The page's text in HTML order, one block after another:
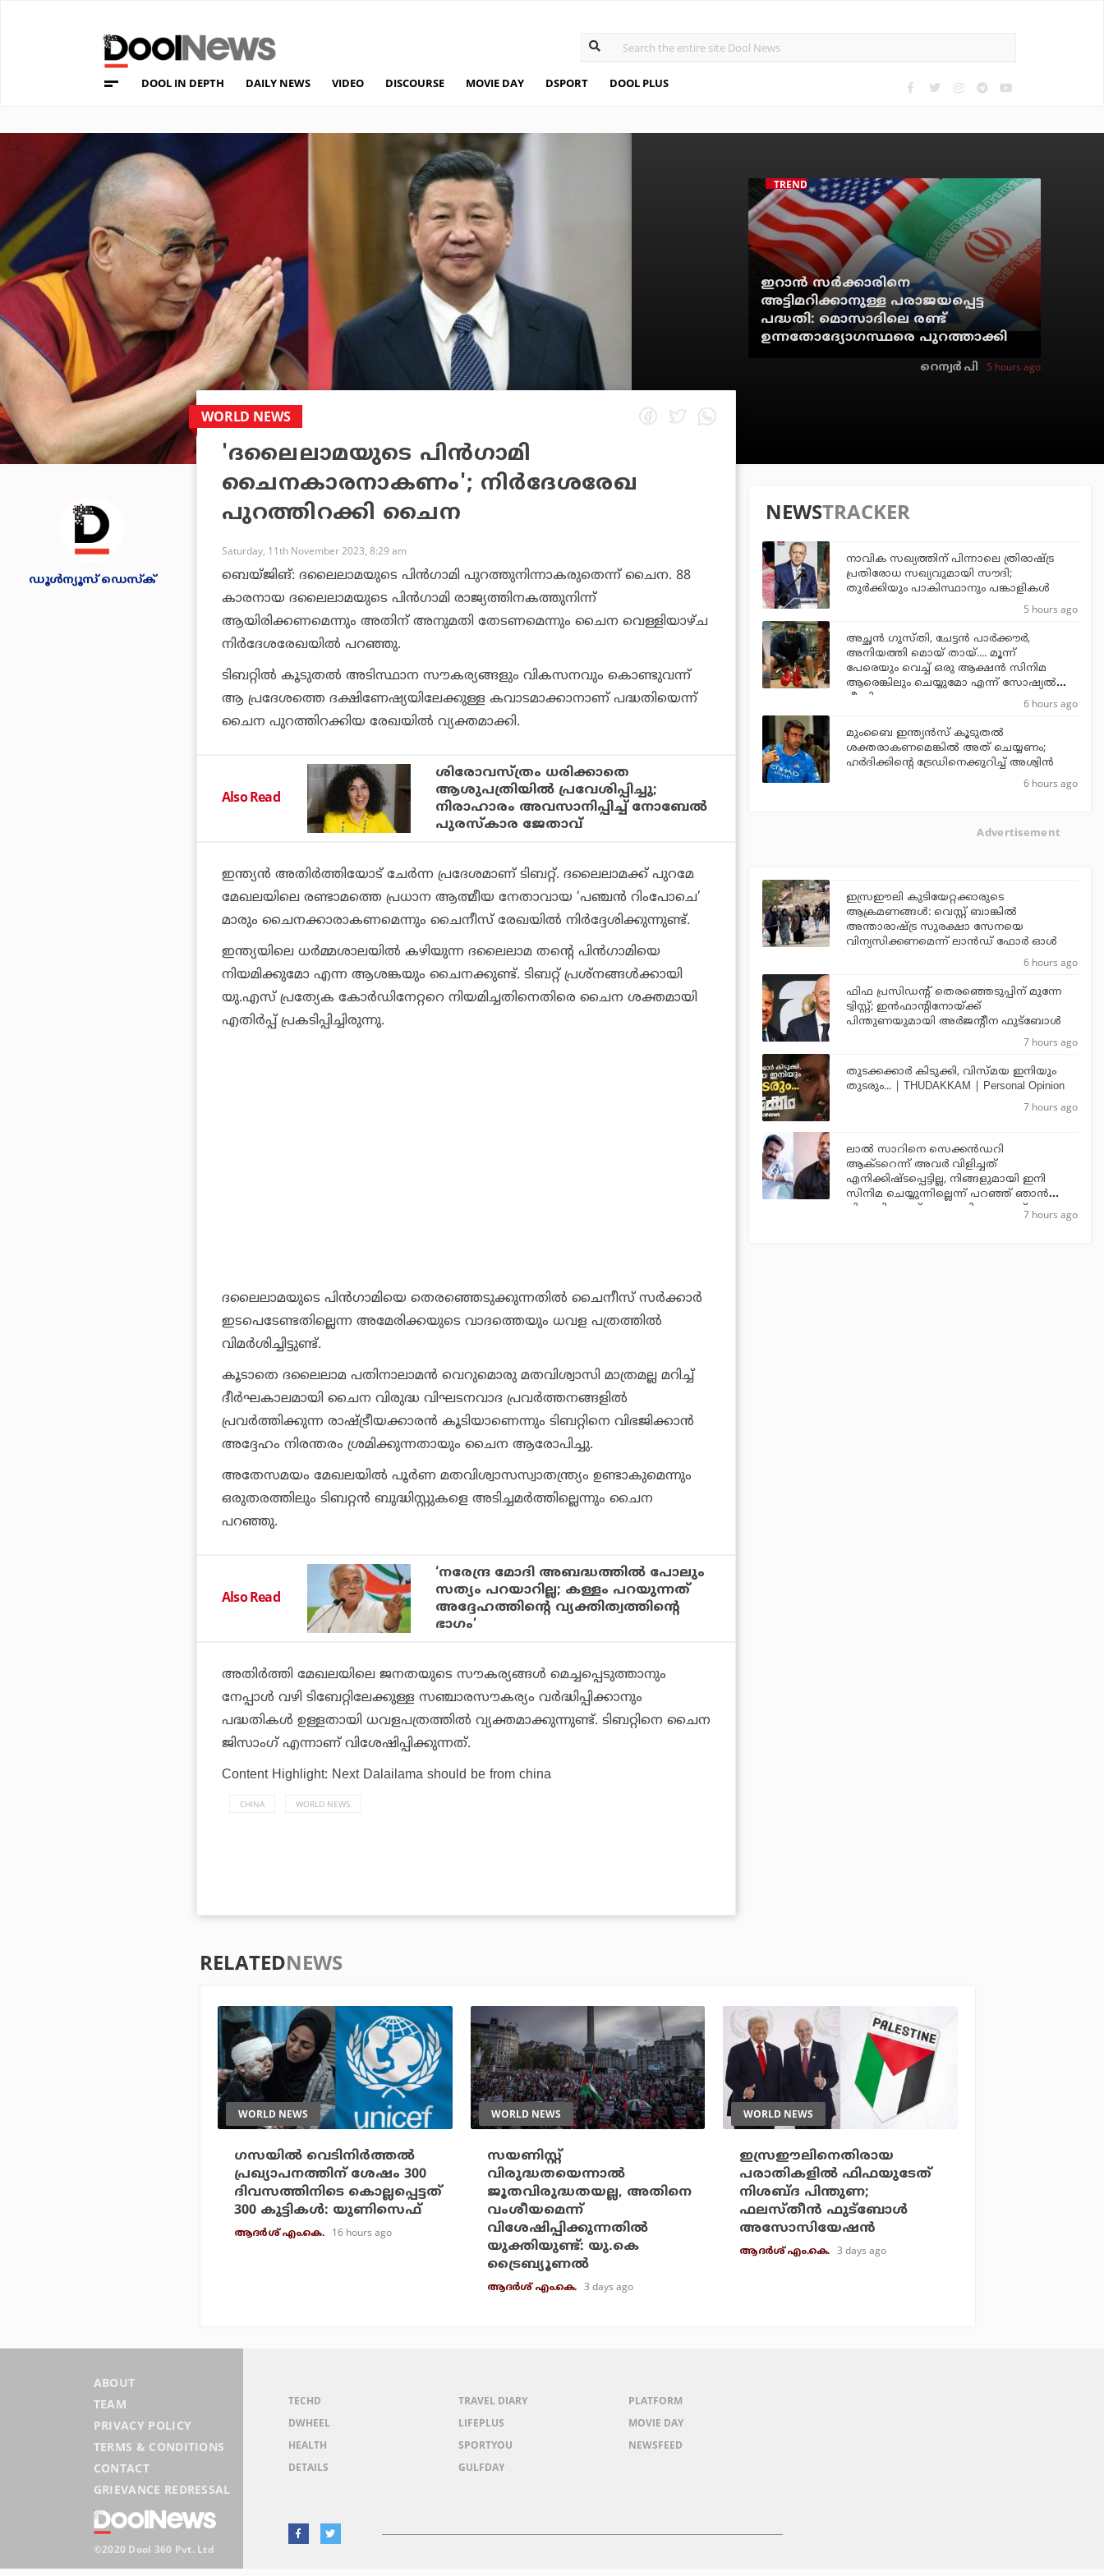
DOOL IN DEPTH DAILY NEWS VIDEO DISCOURSE MOVIE DAY DSPORT DOOL PLUS
TRENDING
ഇറാന്‍ സര്‍ക്കാരിനെ
അട്ടിമറിക്കാനുള്ള പരാജയപ്പെട്ട
പദ്ധതി: മൊസാദിലെ രണ്ട്
ഉന്നതോദ്യോഗസ്ഥരെ പുറത്താക്കി
റെന്വര്‍ പി 5 hours ago
ഡൂള്‍ന്യൂസ് ഡെസ്‌ക്
WORLD NEWS
'ദലൈലാമയുടെ പിന്‍ഗാമി
ചൈനകാരനാകണം'; നിര്‍ദേശരേഖ
പുറത്തിറക്കി ചൈന
Saturday, 11th November 2023, 8:29 am
ബെയ്ജിങ്: ദലൈലാമയുടെ പിന്‍ഗാമി പുറത്തുനിന്നാകരുതെന്ന് ചൈന. 88
കാരനായ ദലൈലാമയുടെ പിന്‍ഗാമി രാജ്യത്തിനകത്തുനിന്ന്
ആയിരിക്കണമെന്നും അതിന് അനുമതി തേടണമെന്നും ചൈന വെള്ളിയാഴ്ച
നിര്‍ദേശരേഖയില്‍ പറഞ്ഞു.
ടിബറ്റില്‍ കൂടുതല്‍ അടിസ്ഥാന സൗകര്യങ്ങളും വികസനവും കൊണ്ടുവന്ന്
ആ പ്രദേശത്തെ ദക്ഷിണേഷ്യയിലേക്കുള്ള കവാടമാക്കാനാണ് പദ്ധതിയെന്ന്
ചൈന പുറത്തിറക്കിയ രേഖയില്‍ വ്യക്തമാക്കി.
Also Read
ശിരോവസ്ത്രം ധരിക്കാതെ
ആശുപത്രിയിൽ പ്രവേശിപ്പിച്ചു;
നിരാഹാരം അവസാനിപ്പിച്ച് നോബേൽ
പുരസ്‌കാര ജേതാവ്
ഇന്ത്യന്‍ അതിര്‍ത്തിയോട് ചേര്‍ന്ന പ്രദേശമാണ് ടിബറ്റ്. ദലൈലാമക്ക് പുറമേ
മേഖലയിലെ രണ്ടാമത്തെ പ്രധാന ആത്മീയ നേതാവായ ‘പഞ്ചന്‍ റിംപോചെ’
മാരും ചൈനക്കാരാകണമെന്നും ചൈനീസ് രേഖയില്‍ നിര്‍ദ്ദേശിക്കുന്നുണ്ട്.
ഇന്ത്യയിലെ ധര്‍മ്മശാലയില്‍ കഴിയുന്ന ദലൈലാമ തന്റെ പിന്‍ഗാമിയെ
നിയമിക്കുമോ എന്ന ആശങ്കയും ചൈനക്കുണ്ട്. ടിബറ്റ് പ്രശ്‌നങ്ങള്‍ക്കായി
യു.എസ് പ്രത്യേക കോര്‍ഡിനേറ്ററെ നിയമിച്ചതിനെതിരെ ചൈന ശക്തമായി
എതിര്‍പ്പ് പ്രകടിപ്പിച്ചിരുന്നു.
ദലൈലാമയുടെ പിന്‍ഗാമിയെ തെരഞ്ഞെടുക്കുന്നതില്‍ ചൈനീസ് സര്‍ക്കാര്‍
ഇടപെടേണ്ടതില്ലെന്ന അമേരിക്കയുടെ വാദത്തെയും ധവള പത്രത്തില്‍
വിമര്‍ശിച്ചിട്ടുണ്ട്.
കൂടാതെ ദലൈലാമ പതിനാലാമന്‍ വെറുമൊരു മതവിശ്വാസി മാത്രമല്ല മറിച്ച്
ദീര്‍ഘകാലമായി ചൈന വിരുദ്ധ വിഘടനവാദ പ്രവര്‍ത്തനങ്ങളില്‍
പ്രവര്‍ത്തിക്കുന്ന രാഷ്ട്രീയക്കാരന്‍ കൂടിയാണെന്നും ടിബറ്റിനെ വിഭജിക്കാന്‍
അദ്ദേഹം നിരന്തരം ശ്രമിക്കുന്നതായും ചൈന ആരോപിച്ചു.
അതേസമയം മേഖലയില്‍ പൂര്‍ണ മതവിശ്വാസസ്വാതന്ത്ര്യം ഉണ്ടാകുമെന്നും
ഒരുതരത്തിലും ടിബറ്റന്‍ ബുദ്ധിസ്റ്റുകളെ അടിച്ചമര്‍ത്തില്ലെന്നും ചൈന
പറഞ്ഞു.
Also Read
‘നരേന്ദ്ര മോദി അബദ്ധത്തിൽ പോലും
സത്യം പറയാറില്ല; കള്ളം പറയുന്നത്
അദ്ദേഹത്തിന്റെ വ്യക്തിത്വത്തിന്റെ
ഭാഗം’
അതിര്‍ത്തി മേഖലയിലെ ജനതയുടെ സൗകര്യങ്ങള്‍ മെച്ചപ്പെടുത്താനും
നേപ്പാള്‍ വഴി ടിബേറ്റിലേക്കുള്ള സഞ്ചാരസൗകര്യം വര്‍ദ്ധിപ്പിക്കാനും
പദ്ധതികള്‍ ഉള്ളതായി ധവളപത്രത്തില്‍ വ്യക്തമാക്കുന്നുണ്ട്. ടിബറ്റിനെ ചൈന
ജിസാംഗ് എന്നാണ് വിശേഷിപ്പിക്കുന്നത്.
Content Highlight: Next Dalailama should be from china
CHINA WORLD NEWS
NEWSTRACKER
നാവിക സഖ്യത്തിന് പിന്നാലെ ത്രിരാഷ്ട്ര
പ്രതിരോധ സഖ്യവുമായി സൗദി;
തുര്‍ക്കിയും പാകിസ്ഥാനും പങ്കാളികള്‍
5 hours ago
അച്ഛന്‍ ഗുസ്തി, ചേട്ടന്‍ പാര്‍ക്കൗര്‍,
അനിയത്തി മൊയ് തായ്.... മൂന്ന്
പേരെയും വെച്ച് ഒരു ആക്ഷന്‍ സിനിമ
ആരെങ്കിലും ചെയ്യുമോ എന്ന് സോഷ്യല്‍
മീഡിയ
6 hours ago
മുംബൈ ഇന്ത്യന്‍സ് കൂടുതല്‍
ശക്തരാകണമെങ്കില്‍ അത് ചെയ്യണം;
ഹര്‍ദിക്കിന്റെ ട്രേഡിനെക്കുറിച്ച് അശ്വിന്‍
6 hours ago
Advertisement
ഇസ്രഈലി കുടിയേറ്റക്കാരുടെ
ആക്രമണങ്ങള്‍: വെസ്റ്റ് ബാങ്കില്‍
അന്താരാഷ്ട്ര സുരക്ഷാ സേനയെ
വിന്യസിക്കണമെന്ന് ലാന്‍ഡ് ഫോര്‍ ഓള്‍
6 hours ago
ഫിഫ പ്രസിഡന്റ് തെരഞ്ഞെടുപ്പിന് മുന്നേ
ട്വിസ്റ്റ്; ഇന്‍ഫാന്റിനോയ്ക്ക്
പിന്തുണയുമായി അര്‍ജന്റീന ഫുട്‌ബോള്‍
7 hours ago
തുടക്കക്കാര്‍ കിടുക്കി, വിസ്മയ ഇനിയും
തുടരും... | THUDAKKAM | Personal Opinion
7 hours ago
ലാല്‍ സാറിനെ സെക്കന്‍ഡറി
ആക്ടറെന്ന് അവര്‍ വിളിച്ചത്
എനിക്കിഷ്ടപ്പെട്ടില്ല, നിങ്ങളുമായി ഇനി
സിനിമ ചെയ്യുന്നില്ലെന്ന് പറഞ്ഞ് ഞാന്‍
പിന്മാറി: ജൂഡ് ആന്തണി ജോസഫ്7 hours ago
RELATEDNEWS
WORLD NEWS
ഗസയില്‍ വെടിനിര്‍ത്തല്‍
പ്രഖ്യാപനത്തിന് ശേഷം 300
ദിവസത്തിനിടെ കൊല്ലപ്പെട്ടത്
300 കുട്ടികള്‍: യുണിസെഫ്
ആദർശ് എം.കെ. 16 hours ago
WORLD NEWS
സയണിസ്റ്റ്
വിരുദ്ധതയെന്നാല്‍
ജൂതവിരുദ്ധതയല്ല, അതിനെ
വംശീയമെന്ന്
വിശേഷിപ്പിക്കുന്നതില്‍
യുക്തിയുണ്ട്: യു.കെ
ട്രൈബ്യൂണല്‍
ആദർശ് എം.കെ. 3 days ago
WORLD NEWS
ഇസ്രഈലിനെതിരായ
പരാതികളില്‍ ഫിഫയുടേത്
നിശബ്ദ പിന്തുണ;
ഫലസ്തീന്‍ ഫുട്‌ബോള്‍
അസോസിയേഷന്‍
ആദർശ് എം.കെ. 3 days ago
ABOUT
TEAM
PRIVACY POLICY
TERMS & CONDITIONS
CONTACT
GRIEVANCE REDRESSAL
©2020 Dool 360 Pvt. Ltd
TECHD
DWHEEL
HEALTH
DETAILS
TRAVEL DIARY
LIFEPLUS
SPORTYOU
GULFDAY
PLATFORM
MOVIE DAY
NEWSFEED